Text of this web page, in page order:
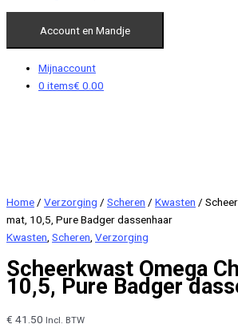
Account en Mandje
Mijnaccount
0 items€ 0.00
Home / Verzorging / Scheren / Kwasten /
mat, 10,5, Pure Badger dassenhaar
Kwasten Scheren Verzorging
Scheerkwast Omega
10,5, Pure Badger
€ 41.50 Incl. BTW